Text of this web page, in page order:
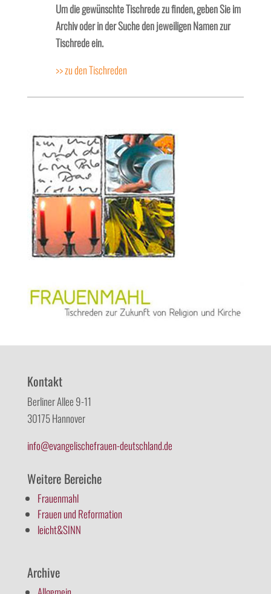
Um die gewünschte Tischrede zu finden, geben Sie im
Archiv oder in der Suche den jeweiligen Namen zur
Tischrede ein.
>> zu den Tischreden
Kontakt
Berliner Allee 9-11
30175 Hannover
info@evangelischefrauen-deutschland.de
Weitere Bereiche
Frauenmahl
Frauen und Reformation
leicht&SINN
Archive